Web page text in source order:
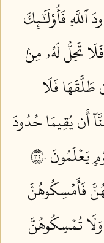
ٱللَّهِ فَأُوْلَٰٓئِكَ
تَحِلُّ لَهُۥ مِنۢ
فَلَا
أَن يُقِيمَا حُدُودَ
٢٣٠
فَأَمۡسِكُوهُنَّ
تُمۡسِكُوهُنَّ